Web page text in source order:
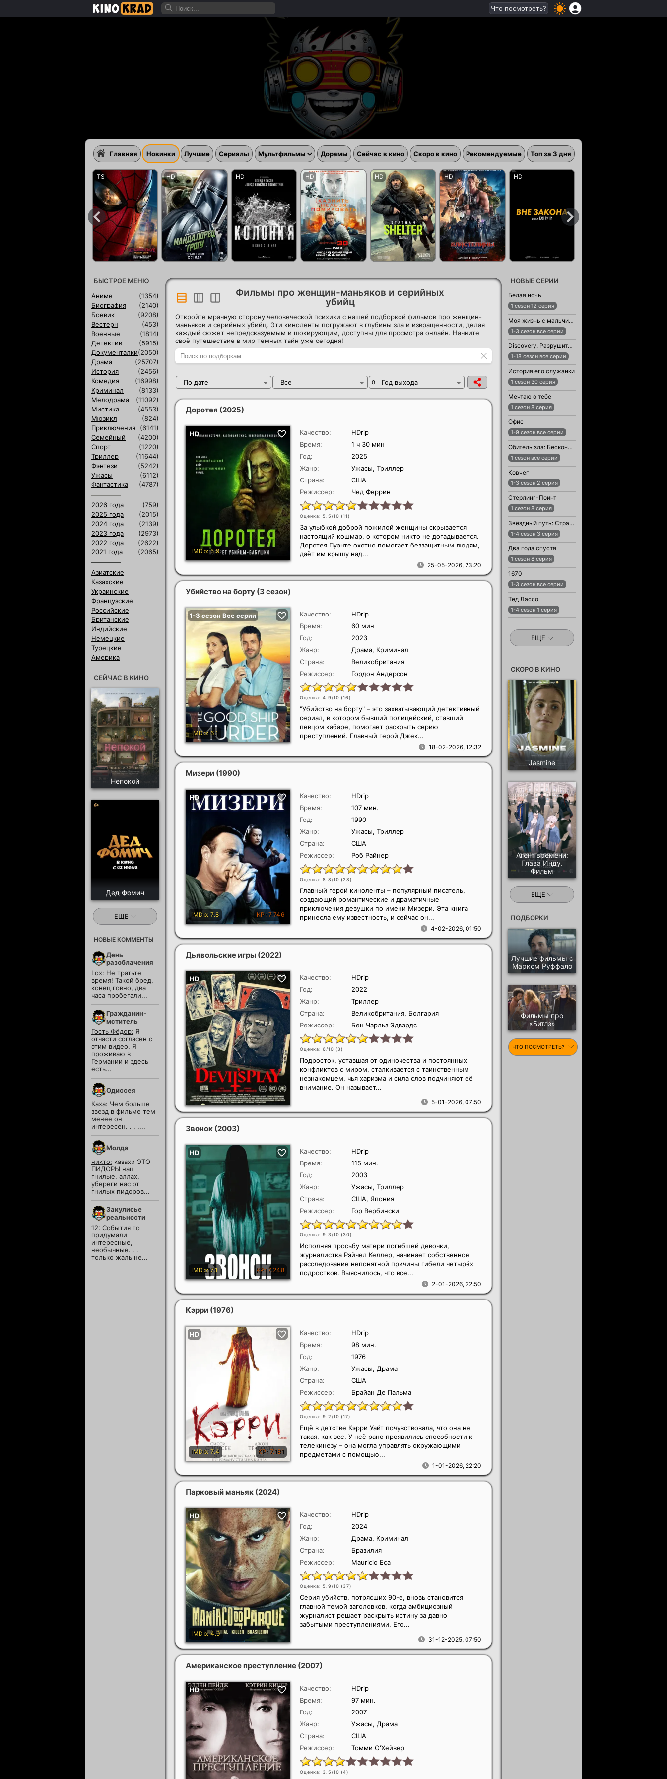
Фильмы про женщин-маньяков и серийных
убийц
Откройте мрачную сторону человеческой психики с нашей подборкой фильмов про женщин-
маньяков и серийных убийц. Эти киноленты погружают в глубины зла и извращенности, делая
каждый сюжет непредсказуемым и шокирующим, доступны для просмотра онлайн. Начните
своё путешествие в мир темных тайн уже сегодня!
По дате Все 0 Год выхода
Доротея (2025)
Качество:
HDrip
Время:
1 ч 30 мин
Год:
2025
Жанр:
Ужасы, Триллер
Страна:
США
Режиссер:
Чед Феррин
Оценка: 5.5/10 (11)
25-05-2026, 23:20
За улыбкой доброй пожилой женщины скрывается
настоящий кошмар, о котором никто не догадывается.
Доротея Пуэнте охотно помогает беззащитным людям,
даёт им крышу над...
Убийство на борту (3 сезон)
Качество:
HDrip
Время:
60 мин
Год:
2023
Жанр:
Драма, Криминал
Страна:
Великобритания
Режиссер:
Гордон Андерсон
Оценка: 4.9/10 (16)
18-02-2026, 12:32
"Убийство на борту" – это захватывающий детективный
сериал, в котором бывший полицейский, ставший
певцом кабаре, помогает раскрыть серию
преступлений. Главный герой Джек...
Мизери (1990)
Качество:
HDrip
Время:
107 мин.
Год:
1990
Жанр:
Ужасы, Триллер
Страна:
США
Режиссер:
Роб Райнер
Оценка: 8.8/10 (28)
4-02-2026, 01:50
Главный герой киноленты – популярный писатель,
создающий романтические и драматичные
приключения девушки по имени Мизери. Эта книга
принесла ему известность, и сейчас он...
Дьявольские игры (2022)
Качество:
HDrip
Год:
2022
Жанр:
Триллер
Страна:
Великобритания, Болгария
Режиссер:
Бен Чарльз Эдвардс
Оценка: 6/10 (3)
5-01-2026, 07:50
Подросток, уставшая от одиночества и постоянных
конфликтов с миром, сталкивается с таинственным
незнакомцем, чья харизма и сила слов подчиняют её
внимание. Он называет...
Звонок (2003)
Качество:
HDrip
Время:
115 мин.
Год:
2003
Жанр:
Ужасы, Триллер
Страна:
США, Япония
Режиссер:
Гор Вербински
Оценка: 9.3/10 (30)
2-01-2026, 22:50
Исполняя просьбу матери погибшей девочки,
журналистка Рэйчел Келлер, начинает собственное
расследование непонятной причины гибели четырёх
подростков. Выяснилось, что все...
Кэрри (1976)
Качество:
HDrip
Время:
98 мин.
Год:
1976
Жанр:
Ужасы, Драма
Страна:
США
Режиссер:
Брайан Де Пальма
Оценка: 9.2/10 (17)
1-01-2026, 22:20
Ещё в детстве Кэрри Уайт почувствовала, что она не
такая, как все. У неё рано проявились способности к
телекинезу – она могла управлять окружающими
предметами с помощью...
Парковый маньяк (2024)
Качество:
HDrip
Год:
2024
Жанр:
Драма, Криминал
Страна:
Бразилия
Режиссер:
Mauricio Eça
Оценка: 5.9/10 (37)
31-12-2025, 07:50
Серия убийств, потрясших 90-е, вновь становится
главной темой заголовков, когда амбициозный
журналист решает раскрыть истину за давно
забытыми преступлениями. Его...
Американское преступление (2007)
Качество:
HDrip
Время:
97 мин.
Год:
2007
Жанр:
Ужасы, Драма
Страна:
США
Режиссер:
Томми О'Хейвер
Оценка: 3.5/10 (4)
БЫСТРОЕ МЕНЮ
Аниме
(1354)
Биография
(2140)
Боевик
(9208)
Вестерн
(453)
Военные
(1814)
Детектив
(5915)
Документалки(2050)
Драма
(25707)
История
(2456)
Комедия
(16998)
Криминал
(8133)
Мелодрама
(11092)
Мистика
(4553)
Мюзикл
(824)
Приключения
(6141)
Семейный
(4200)
Спорт
(1220)
Триллер
(11644)
Фэнтези
(5242)
Ужасы
(6112)
Фантастика
(4787)
2026 года
(759)
2025 года
(2015)
2024 года
(2139)
2023 года
(2973)
2022 года
(2622)
2021 года
(2065)
Азиатские
Казахские
Украинские
Французские
Российские
Британские
Индийские
Немецкие
Турецкие
Америка
СЕЙЧАС В КИНО
Непокой
Дед Фомич
ЕЩЕ
НОВЫЕ КОММЕНТЫ
День
разоблачения
Lox: Не тратьте
время! Такой бред,
конец говно, два
часа пробегали...
Гражданин-
мститель
Гость Фёдор: Я
отчасти согласен с
этим видео. Я
проживаю в
Германии и здесь
есть...
Одиссея
Каха: Чем больше
звезд в фильме тем
менее он
интересен. . . ....
Молда
никто: казахи ЭТО
ПИДОРЫ нац
гнилые. аллах,
убереги нас от
гнилых пидоров...
Закулисье
реальности
12: События то
придумали
интересные,
необычные. . .
только жаль не...
НОВЫЕ СЕРИИ
Белая ночь
1 сезон 12 серия
Моя жизнь с мальчиками Уолтер
1-3 сезон все серии
Discovery. Разрушители легенд
1-18 сезон все серии
История его служанки
1 сезон 30 серия
Мечтаю о тебе
1 сезон 8 серия
Офис
1-9 сезон все серии
Обитель зла: Бесконечная тьма
1 сезон все серии
Ковчег
1-3 сезон 2 серия
Стерлинг-Поинт
1 сезон 8 серия
Звёздный путь: Странные новые миры
1-4 сезон 3 серия
Два года спустя
1 сезон 8 серия
1670
1-3 сезон все серии
Тед Лассо
1-4 сезон 1 серия
ЕЩЕ
СКОРО В КИНО
Jasmine
Агент времени:
Глава Инду.
Фильм
ЕЩЕ
ПОДБОРКИ
Лучшие фильмы с
Марком Руффало
Фильмы про
«Битлз»
ЧТО ПОСМОТРЕТЬ?
Главная Новинки Лучшие Сериалы Мультфильмы Дорамы Сейчас в кино Скоро в кино Рекомендуемые Топ за 3 дня
Что посмотреть?